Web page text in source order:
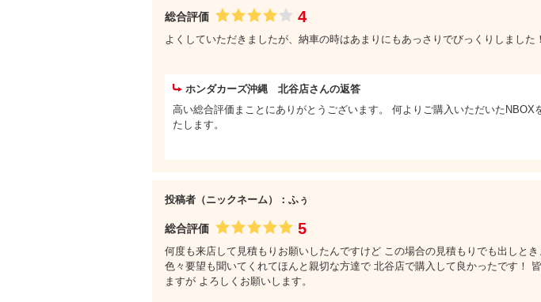
総合評価 4
よくしていただきましたが、納車の時はあまりにもあっさりでびっくりしました！
ホンダカーズ沖縄 北谷店さんの返答
高い総合評価まことにありがとうございます。 何よりご購入いただいた
たします。
投稿者（ニックネーム）：ふぅ
総合評価 5
何度も来店して見積もりお願いしたんですけど この場合の見積もりでも出しと
色々要望も聞いてくれてほんと親切な方達で 北谷店で購入して良かったです！
ますが よろしくお願いします。